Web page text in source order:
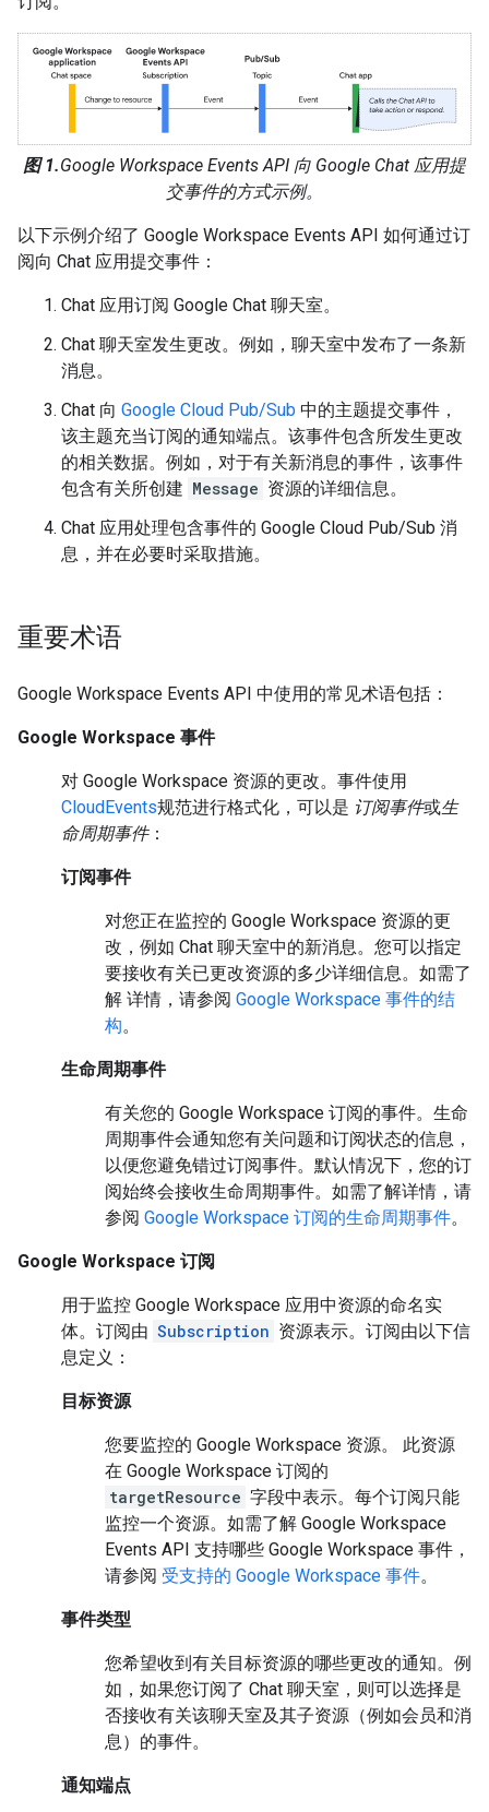
图 1.Google Workspace Events API 向 Google Chat 应用提
交事件的方式示例。
以下示例介绍了 Google Workspace Events API 如何通过订
阅向 Chat 应用提交事件：
Chat 应用订阅 Google Chat 聊天室。
Chat 聊天室发生更改。例如，聊天室中发布了一条新
消息。
Chat 向 Google Cloud Pub/Sub 中的主题提交事件，
该主题充当订阅的通知端点。该事件包含所发生更改
的相关数据。例如，对于有关新消息的事件，该事件
包含有关所创建 Message 资源的详细信息。
Chat 应用处理包含事件的 Google Cloud Pub/Sub 消
息，并在必要时采取措施。
重要术语
Google Workspace Events API 中使用的常见术语包括：
Google Workspace 事件
对 Google Workspace 资源的更改。事件使用
CloudEvents规范进行格式化，可以是 订阅事件或生
命周期事件：
订阅事件
对您正在监控的 Google Workspace 资源的更
改，例如 Chat 聊天室中的新消息。您可以指定
要接收有关已更改资源的多少详细信息。如需了
解 详情，请参阅 Google Workspace 事件的结
构。
生命周期事件
有关您的 Google Workspace 订阅的事件。生命
周期事件会通知您有关问题和订阅状态的信息，
以便您避免错过订阅事件。默认情况下，您的订
阅始终会接收生命周期事件。如需了解详情，请
参阅 Google Workspace 订阅的生命周期事件。
Google Workspace 订阅
用于监控 Google Workspace 应用中资源的命名实
体。订阅由 Subscription 资源表示。订阅由以下信
息定义：
目标资源
您要监控的 Google Workspace 资源。 此资源
在 Google Workspace 订阅的
targetResource 字段中表示。每个订阅只能
监控一个资源。如需了解 Google Workspace
Events API 支持哪些 Google Workspace 事件，
请参阅 受支持的 Google Workspace 事件。
事件类型
您希望收到有关目标资源的哪些更改的通知。例
如，如果您订阅了 Chat 聊天室，则可以选择是
否接收有关该聊天室及其子资源（例如会员和消
息）的事件。
通知端点